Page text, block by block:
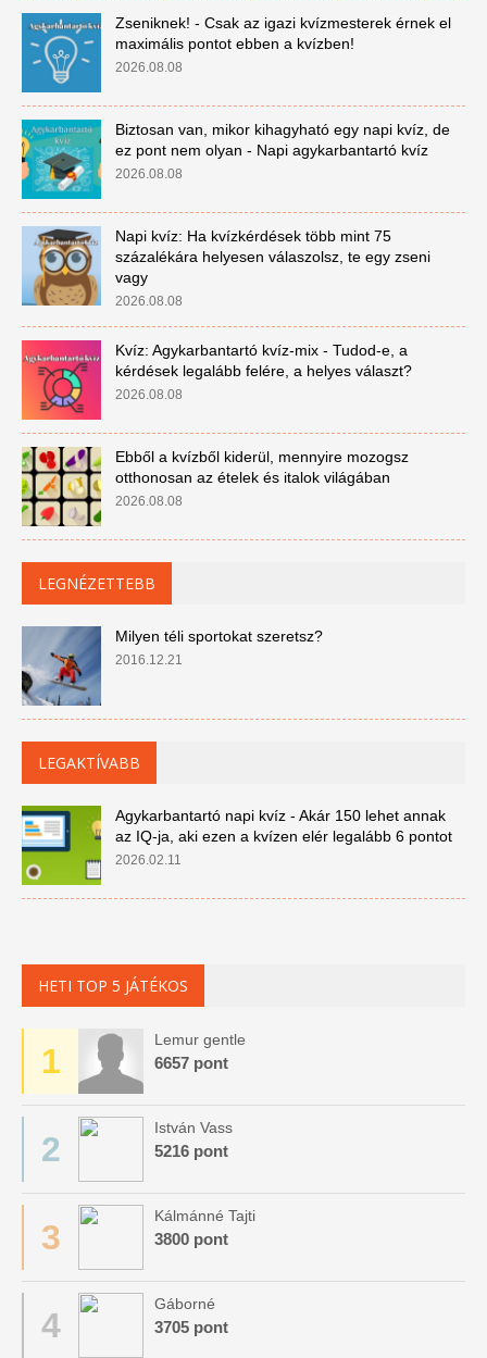
Zseniknek! - Csak az igazi kvízmesterek érnek el
maximális pontot ebben a kvízben!
2026.08.08
Biztosan van, mikor kihagyható egy napi kvíz, de
ez pont nem olyan - Napi agykarbantartó kvíz
2026.08.08
Napi kvíz: Ha kvízkérdések több mint 75
százalékára helyesen válaszolsz, te egy zseni
vagy
2026.08.08
Kvíz: Agykarbantartó kvíz-mix - Tudod-e, a
kérdések legalább felére, a helyes választ?
2026.08.08
Ebből a kvízből kiderül, mennyire mozogsz
otthonosan az ételek és italok világában
2026.08.08
LEGNÉZETTEBB
Milyen téli sportokat szeretsz?
2016.12.21
LEGAKTÍVABB
Agykarbantartó napi kvíz - Akár 150 lehet annak
az IQ-ja, aki ezen a kvízen elér legalább 6 pontot
2026.02.11
HETI TOP 5 JÁTÉKOS
1
Lemur gentle
6657 pont
2
István Vass
5216 pont
3
Kálmánné Tajti
3800 pont
4
Gáborné
3705 pont